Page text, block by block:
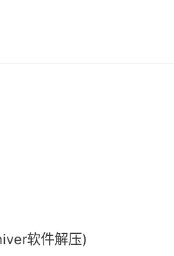
软件解压)